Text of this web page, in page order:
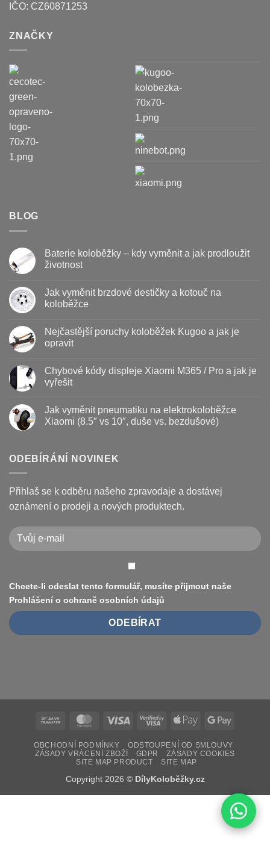
IČO: CZ60871253
ZNAČKY
BLOG
Baterie koloběžky – kdy vyměnit a jak prodloužit
životnost
textu
s
koloběžky
kdy
jak
prodloužit
životnost
Jak vyměnit brzdové destičky a kotouč na
koloběžce
u
textu
s
vyměnit
brzdové
destičky
na
koloběžce
Nejčastější poruchy koloběžek Kugoo a jak je
opravit
u
textu
s
poruchy
koloběžek
Kugoo
opravit
Chybové kódy displeje Xiaomi M365 / Pro a jak je
vyřešit
textu
s
displeje
Xiaomi
Pro
a
jak
je
Jak vyměnit pneumatiku na elektrokoloběžce
Xiaomi (8.5″ vs 10″, duše vs. bezdušové)
textu
s
vyměnit
pneumatiku
na
elektrokoloběžce
(8.5″
vs
10″,
duše
ODEBÍRÁNÍ NOVINEK
Přihlaš se k odběru našeho zpravodaje a dostávej
oznámení o prodeji a nových produktech.
Chcete-li odeslat tento formulář, musíte přijmout naše
Prohlášení o ochraně osobních údajů
Bank
MasterCardVisa
Visa
Apple
Google
OBCHODNÍ PODMÍNKY
ODSTOUPENÍ OD SMLOUVY
ZÁSADY VRÁCENÍ ZBOŽÍ
GDPR
ZÁSADY COOKIES
SITE MAP PRODUCT
SITE MAP
Copyright 2026 © DílyKoloběžky.cz